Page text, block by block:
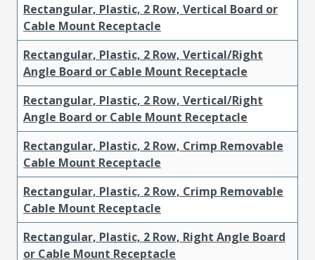
Rectangular, Plastic, 2 Row, Vertical Board or
Cable Mount Receptacle
Rectangular, Plastic, 2 Row, Vertical/Right
Angle Board or Cable Mount Receptacle
Rectangular, Plastic, 2 Row, Vertical/Right
Angle Board or Cable Mount Receptacle
Rectangular, Plastic, 2 Row, Crimp Removable
Cable Mount Receptacle
Rectangular, Plastic, 2 Row, Crimp Removable
Cable Mount Receptacle
Rectangular, Plastic, 2 Row, Right Angle Board
or Cable Mount Receptacle